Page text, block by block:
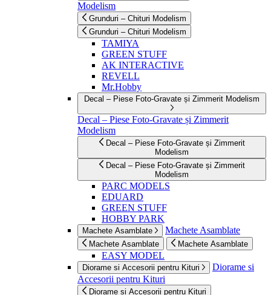
Modelism
Grunduri – Chituri Modelism
Grunduri – Chituri Modelism
TAMIYA
GREEN STUFF
AK INTERACTIVE
REVELL
Mr.Hobby
Decal – Piese Foto-Gravate și Zimmerit Modelism
Decal – Piese Foto-Gravate și Zimmerit
Modelism
Decal – Piese Foto-Gravate și Zimmerit
Modelism
Decal – Piese Foto-Gravate și Zimmerit
Modelism
PARC MODELS
EDUARD
GREEN STUFF
HOBBY PARK
Machete Asamblate Machete Asamblate
Machete Asamblate Machete Asamblate
EASY MODEL
Diorame si Accesorii pentru Kituri
Diorame si
Accesorii pentru Kituri
Diorame si Accesorii pentru Kituri